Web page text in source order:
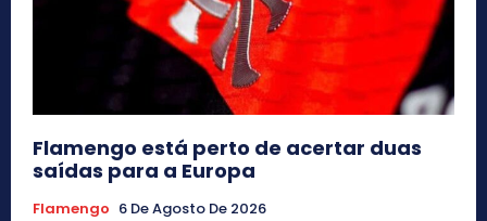
Flamengo está perto de acertar duas
saídas para a Europa
Flamengo 6 De Agosto De 2026